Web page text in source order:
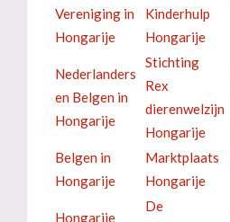
Vereniging in
Hongarije
Kinderhulp
Hongarije
Nederlanders
en Belgen in
Hongarije
Stichting
Rex
dierenwelzijn
Hongarije
Belgen in
Hongarije
Marktplaats
Hongarije
Hongarije
De